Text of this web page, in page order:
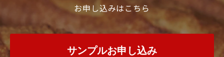
お申し込みはこちら
サンプルお申し込み